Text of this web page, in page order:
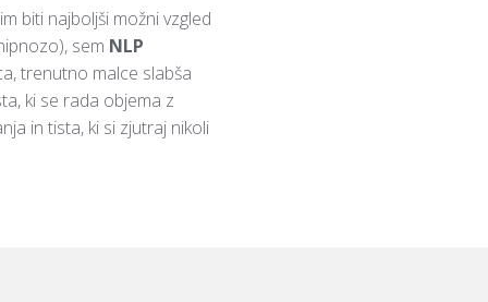
biti najboljši možni vzgled
sem NLP
trenutno malce slabša
ki se rada objema z
in tista, ki si zjutraj nikoli